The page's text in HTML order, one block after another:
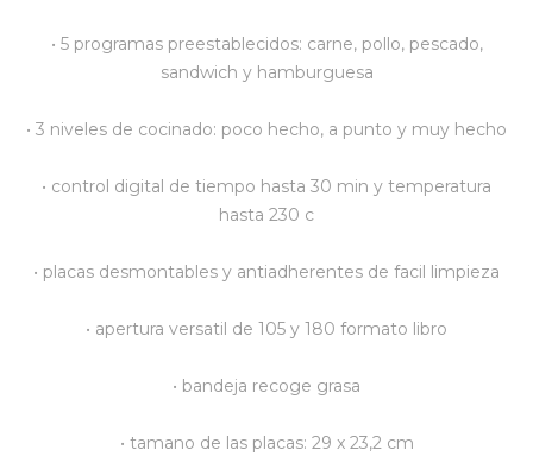
• 5 programas preestablecidos: carne, pollo, pescado,
sandwich y hamburguesa
• 3 niveles de cocinado: poco hecho, a punto y muy hecho
• control digital de tiempo hasta 30 min y temperatura
hasta 230 c
• placas desmontables y antiadherentes de facil limpieza
• apertura versatil de 105 y 180 formato libro
• bandeja recoge grasa
• tamano de las placas: 29 x 23,2 cm
Juguetes y artículos para bebé